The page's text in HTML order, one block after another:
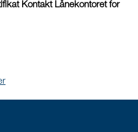
Kontakt Lånekontoret for